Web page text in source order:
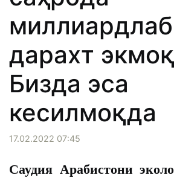
миллиардлаб
дарахт
Бизда эса
кесилмоқда
17.02.2022 07:45
Саудия Арабистони